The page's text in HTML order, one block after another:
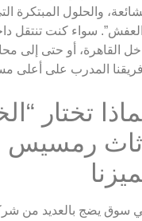
والحلول المبتكرة
سواء كنت تنتقل
القاهرة، أو حتى إلى
المدرب على أعلى
تختار
رمسيس
سوق يضج بالعديد من